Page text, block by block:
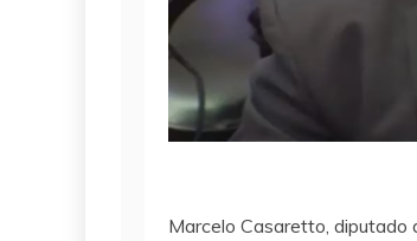
Marcelo Casaretto, diputado